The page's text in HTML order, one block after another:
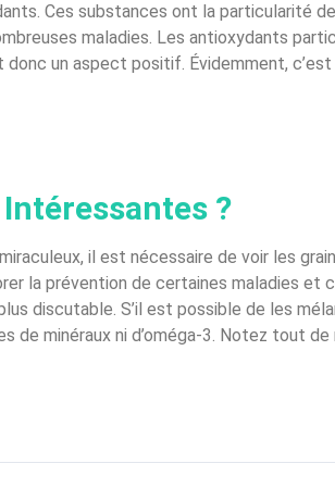
Ces substances ont la particularité
maladies. Les antioxydants
un aspect positif. Évidemment,
?
il est nécessaire de voir les
la prévention de certaines maladies
discutable. S’il est possible de les
minéraux ni d’oméga-3. Notez tout